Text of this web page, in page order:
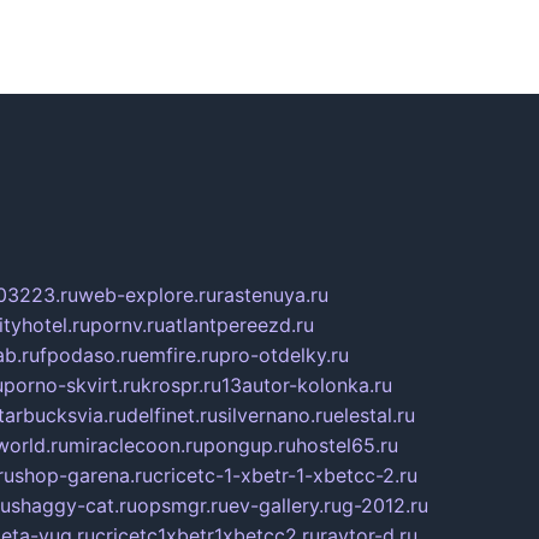
web-explore.rurastenuya.ru
pornv.ruatlantpereezd.ru
fpodaso.ruemfire.rupro-otdelky.ru
porno-skvirt.rukrospr.ru13autor-kolonka.ru
delfinet.rusilvernano.ruelestal.ru
miraclecoon.rupongup.ruhostel65.ru
shop-garena.rucricetc-1-xbetr-1-xbetcc-2.ru
shaggy-cat.ruopsmgr.ruev-gallery.rug-2012.ru